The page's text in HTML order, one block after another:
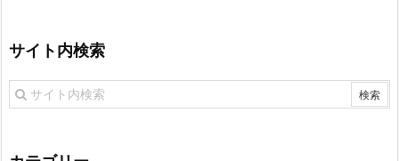
サイト内検索